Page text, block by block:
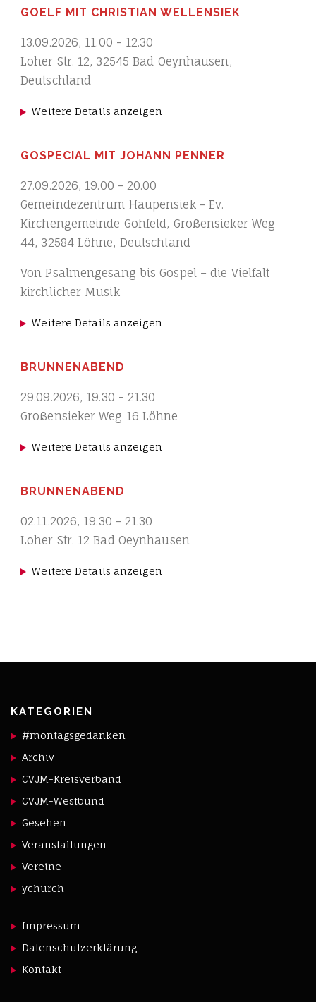
GOELF MIT CHRISTIAN WELLENSIEK
13.09.2026, 11.00 - 12.30
Loher Str. 12, 32545 Bad Oeynhausen,
Deutschland
Weitere Details anzeigen
GOSPECIAL MIT JOHANN PENNER
27.09.2026, 19.00 - 20.00
Gemeindezentrum Haupensiek - Ev.
Kirchengemeinde Gohfeld, Großensieker Weg
44, 32584 Löhne, Deutschland
Von Psalmengesang bis Gospel – die Vielfalt
kirchlicher Musik
Weitere Details anzeigen
BRUNNENABEND
29.09.2026, 19.30 - 21.30
Großensieker Weg 16 Löhne
Weitere Details anzeigen
BRUNNENABEND
02.11.2026, 19.30 - 21.30
Loher Str. 12 Bad Oeynhausen
Weitere Details anzeigen
KATEGORIEN
#montagsgedanken
Archiv
CVJM-Kreisverband
CVJM-Westbund
Gesehen
Veranstaltungen
Vereine
ychurch
Impressum
Datenschutzerklärung
Kontakt